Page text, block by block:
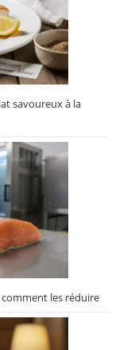
savoureux à la
les réduire